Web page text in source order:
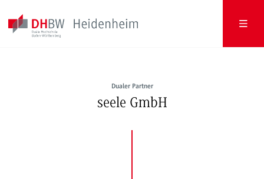
Dualer Partner
seele GmbH